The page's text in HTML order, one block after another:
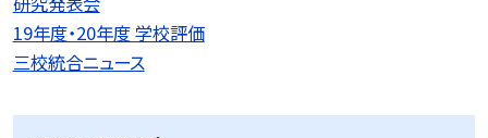
19年度・20年度 学校評価
三校統合ニュース